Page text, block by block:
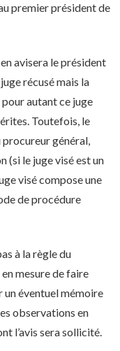
premier président de
avisera le président
récusé mais la
autant ce juge
Toutefois, le
général,
(si le juge visé est un
visé compose une
de procédure
à la règle du
mesure de faire
un éventuel mémoire
observations en
l’avis sera sollicité.